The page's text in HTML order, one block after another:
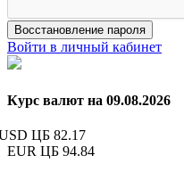
Восстановление пароля
Войти в личный кабинет
Курс валют на 09.08.2026
ЦБ 82.17
EUR ЦБ 94.84